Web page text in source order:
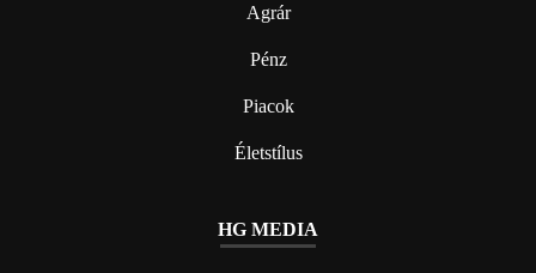
Agrár
Pénz
Piacok
Életstílus
HG MEDIA